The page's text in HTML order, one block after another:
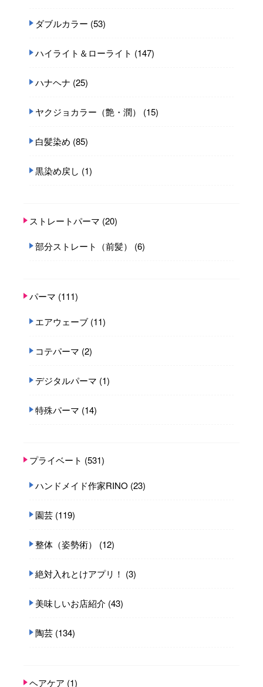
ダブルカラー (53)
ハイライト＆ローライト (147)
ハナヘナ (25)
ヤクジョカラー（艶・潤） (15)
白髪染め (85)
黒染め戻し (1)
ストレートパーマ (20)
部分ストレート（前髪） (6)
パーマ (111)
エアウェーブ (11)
コテパーマ (2)
デジタルパーマ (1)
特殊パーマ (14)
プライベート (531)
ハンドメイド作家RINO (23)
園芸 (119)
整体（姿勢術） (12)
絶対入れとけアプリ！ (3)
美味しいお店紹介 (43)
陶芸 (134)
ヘアケア (1)